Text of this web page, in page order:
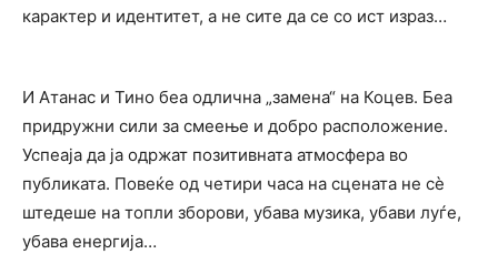
карактер и идентитет, а не сите да се со ист израз…
И Атанас и Тино беа одлична „замена“ на Коцев. Беа
придружни сили за смеење и добро расположение.
Успеаја да ја одржат позитивната атмосфера во
публиката. Повеќе од четири часа на сцената не сѐ
штедеше на топли зборови, убава музика, убави луѓе,
убава енергија…